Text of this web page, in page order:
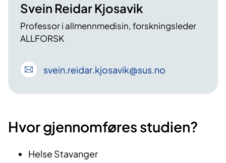
Svein Reidar Kjosavik
Professor i allmennmedisin, forskningsleder
ALLFORSK
svein.reidar.kjosavik@sus.no
Hvor gjennomføres studien?
Helse Stavanger